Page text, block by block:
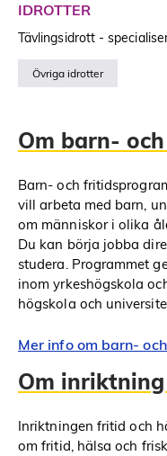
IDROTTER
Tävlingsidrott -
Övriga idrotter
Om barn-
Barn- och
vill arbeta med barn,
om människor i olika
Du kan börja jobba
studera. Programmet
inom yrkeshögskola
högskola och
Mer info om barn-
Om
Inriktningen fritid och
om fritid, hälsa och